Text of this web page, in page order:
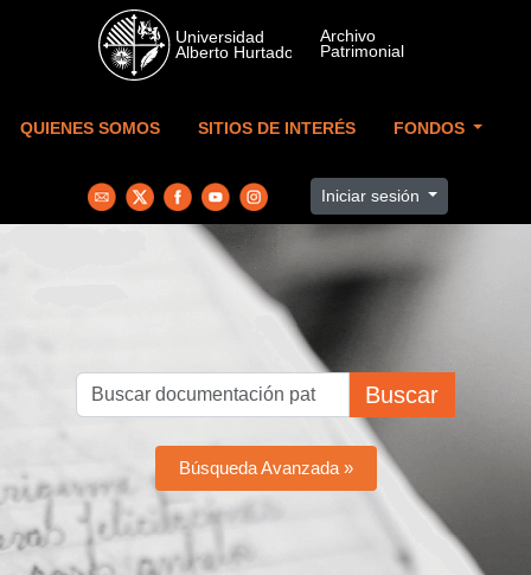
Skip to main content
QUIENES SOMOS SITIOS DE INTERÉS FONDOS
Iniciar sesión
Buscar
Búsqueda Avanzada »